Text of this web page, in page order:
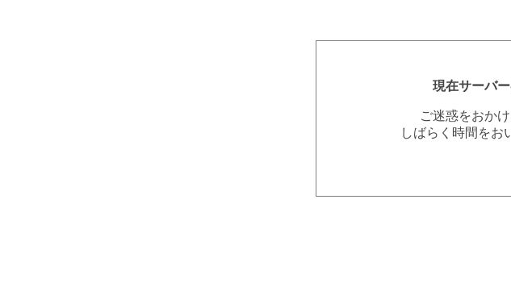
現在サーバ
ご迷惑をおか
しばらく時間をお